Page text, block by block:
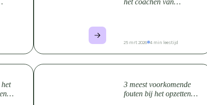
25 mrt 2026 4 min leestijd
3 meest voorkomende
fouten bij het opzetten